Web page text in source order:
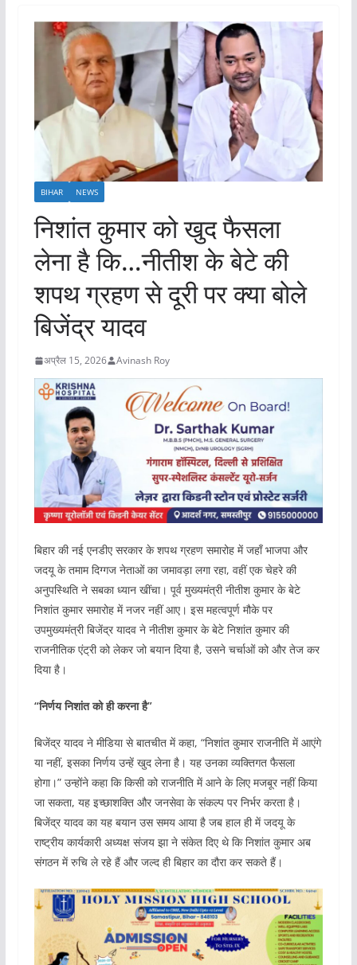
BIHAR NEWS
निशांत कुमार को खुद फैसला
लेना है कि…नीतीश के बेटे की
शपथ ग्रहण से दूरी पर क्या बोले
बिजेंद्र यादव
अप्रैल 15, 2026 Avinash Roy
बिहार की नई एनडीए सरकार के शपथ ग्रहण समारोह में जहाँ भाजपा और
जदयू के तमाम दिग्गज नेताओं का जमावड़ा लगा रहा, वहीं एक चेहरे की
अनुपस्थिति ने सबका ध्यान खींचा। पूर्व मुख्यमंत्री नीतीश कुमार के बेटे
निशांत कुमार समारोह में नजर नहीं आए। इस महत्वपूर्ण मौके पर
उपमुख्यमंत्री बिजेंद्र यादव ने नीतीश कुमार के बेटे निशांत कुमार की
राजनीतिक एंट्री को लेकर जो बयान दिया है, उसने चर्चाओं को और तेज कर
दिया है।
“निर्णय निशांत को ही करना है”
बिजेंद्र यादव ने मीडिया से बातचीत में कहा, “निशांत कुमार राजनीति में आएंगे
या नहीं, इसका निर्णय उन्हें खुद लेना है। यह उनका व्यक्तिगत फैसला
होगा।” उन्होंने कहा कि किसी को राजनीति में आने के लिए मजबूर नहीं किया
जा सकता, यह इच्छाशक्ति और जनसेवा के संकल्प पर निर्भर करता है।
बिजेंद्र यादव का यह बयान उस समय आया है जब हाल ही में जदयू के
राष्ट्रीय कार्यकारी अध्यक्ष संजय झा ने संकेत दिए थे कि निशांत कुमार अब
संगठन में रुचि ले रहे हैं और जल्द ही बिहार का दौरा कर सकते हैं।